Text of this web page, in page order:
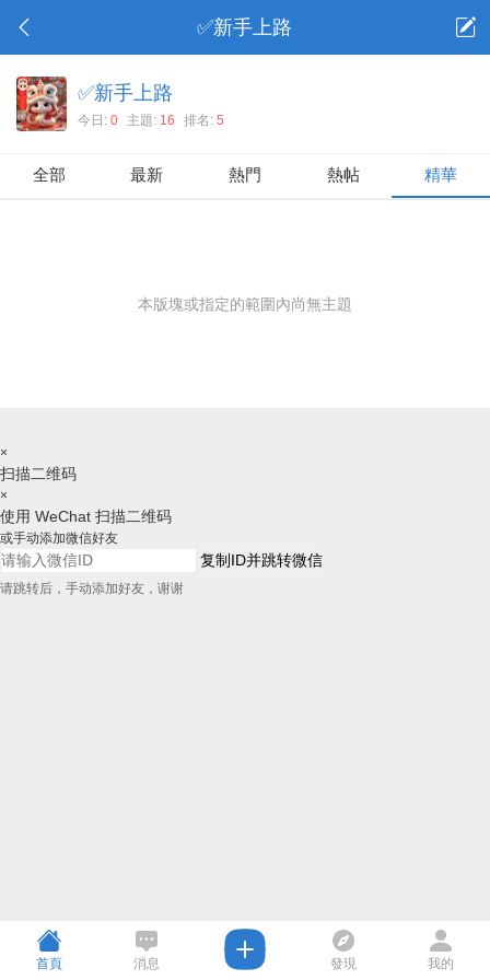
✅新手上路
✅新手上路
今日: 0 主題: 16 排名: 5
全部 最新 熱門 熱帖 精華
本版塊或指定的範圍內尚無主題
×
扫描二维码
×
使用 WeChat 扫描二维码
或手动添加微信好友
复制ID并跳转微信
请跳转后，手动添加好友，谢谢
首頁 消息 發現 我的